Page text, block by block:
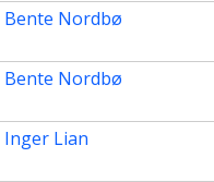
Bente Nordbø
Bente Nordbø
Inger Lian